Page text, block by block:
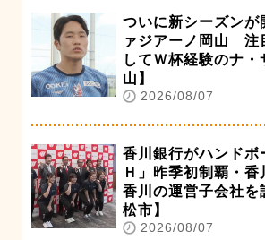
ついに新シーズンが
ァジアーノ岡山 注
してＷ杯経験のナ・
山】
2026/08/07
香川銀行がハンドボ
Ｈ」昨季初制覇・
香川の運営子会社を
松市】
2026/08/07